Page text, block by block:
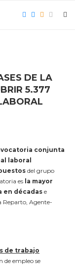
DE LA
5.377
conjunta
laboral
del grupo
es la mayor
en décadas e
Reparto, Agente-
de trabajo
de empleo se